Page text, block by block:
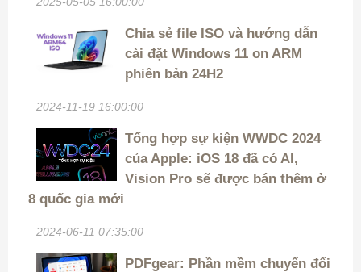
Chia sẻ file ISO và hướng dẫn
cài đặt Windows 11 on ARM
phiên bản 24H2
2024-11-19 16:00:00
Tổng hợp sự kiện WWDC 2024
của Apple: iOS 18 đã có AI,
Vision Pro sẽ được bán thêm ở
8 quốc gia mới
2024-06-11 07:35:00
PDFgear: Phần mềm chuyển đổi